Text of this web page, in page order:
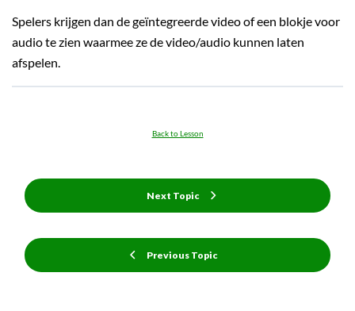
Spelers krijgen dan de geïntegreerde video of een blokje voor
audio te zien waarmee ze de video/audio kunnen laten
afspelen.
Previous Topic
Back to Lesson
Next Topic